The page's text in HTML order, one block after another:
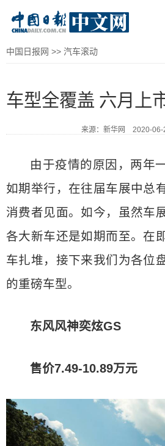
中国日报网 >> 汽车滚动
车型全覆盖 六月上
来源：新华网 2020-06-
由于疫情的原因，两年
如期举行，在往届车展中总
消费者见面。如今，虽然车
各大新车还是如期而至。在
车扎堆，接下来我们为各位
的重磅车型。
东风风神奕炫GS
售价7.49-10.89万元